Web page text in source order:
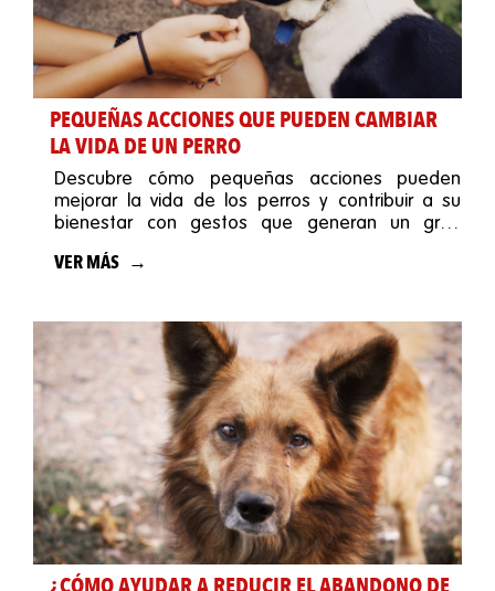
PEQUEÑAS ACCIONES QUE PUEDEN CAMBIAR
LA VIDA DE UN PERRO
Descubre cómo pequeñas acciones pueden
mejorar la vida de los perros y contribuir a su
bienestar con gestos que generan un gran
VER MÁS